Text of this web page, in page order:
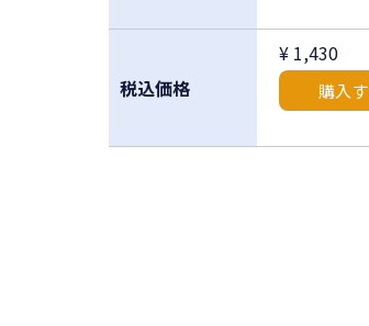
税込価格
¥ 1,430
購入